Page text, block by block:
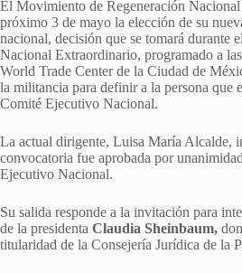
El Movimiento de Regeneración Nacional
próximo 3 de mayo la elección de su
nacional, decisión que se tomará durante
Nacional Extraordinario, programado a
World Trade Center de la Ciudad de
la militancia para definir a la persona que
Comité Ejecutivo Nacional.
La actual dirigente, Luisa María Alcalde,
convocatoria fue aprobada por
Ejecutivo Nacional.
Su salida responde a la invitación para
de la presidenta Claudia Sheinbaum,
titularidad de la Consejería Jurídica de la